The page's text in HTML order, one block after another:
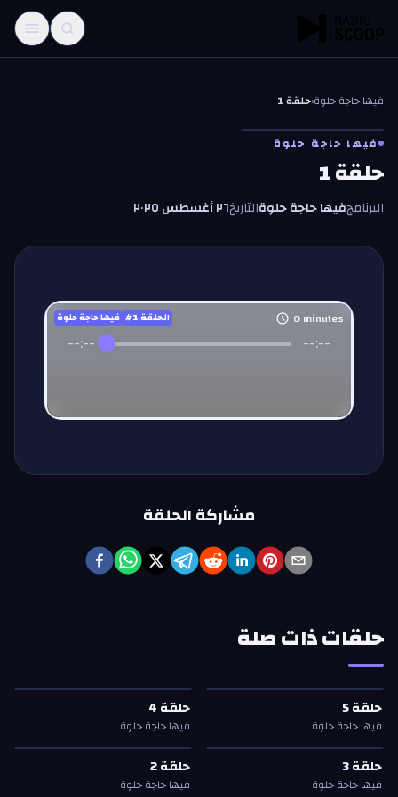
فيها حاجة حلوة‹حلقة 1
ف
ففيها حاجة حلوة
حلقة 1
البرنامجفيها حاجة حلوةالتاريخ٢٦ أغسطس ٢٠٢٥
فيها حاجة حلوة #الحلقة1 0minutes
--:-- --:--
مشاركة الحلقة
حلقات ذات صلة
حلقة5
—فيها حاجة حلوة حلقة 5 حلقة5
فيها حاجة حلوة
حلقة4
—فيها حاجة حلوة حلقة 4 حلقة4
فيها حاجة حلوة
حلقة3
—فيها حاجة حلوة حلقة 3 حلقة3
فيها حاجة حلوة
حلقة2
—فيها حاجة حلوة حلقة 2 حلقة2
فيها حاجة حلوة